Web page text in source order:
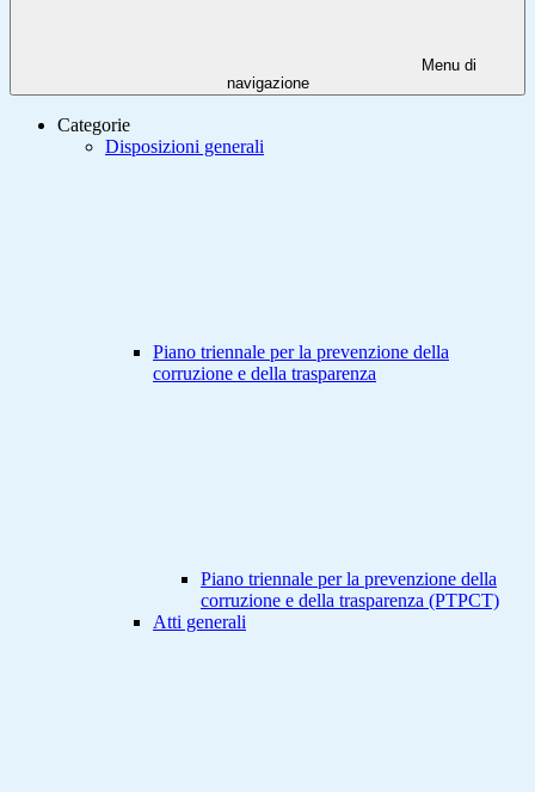
Menu di
navigazione
Categorie
Disposizioni generali
Piano triennale per la prevenzione della
corruzione e della trasparenza
Piano triennale per la prevenzione della
corruzione e della trasparenza (PTPCT)
Atti generali